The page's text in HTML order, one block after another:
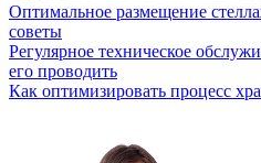
Оптимальное размещение
советы
Регулярное техническое
его проводить
Как оптимизировать процесс